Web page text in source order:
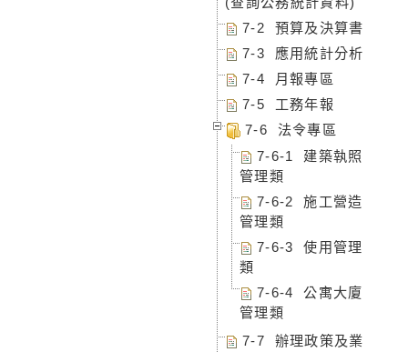
7-2 預算及決算書
7-3 應用統計分析
7-4 月報專區
7-5 工務年報
7-6 法令專區
7-6-1 建築執照
管理類
7-6-2 施工營造
管理類
7-6-3 使用管理
類
7-6-4 公寓大廈
管理類
7-7 辦理政策及業